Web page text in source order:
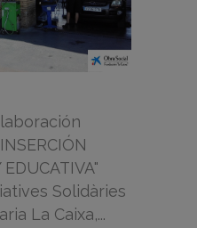
Solidàries
La Caixa,...